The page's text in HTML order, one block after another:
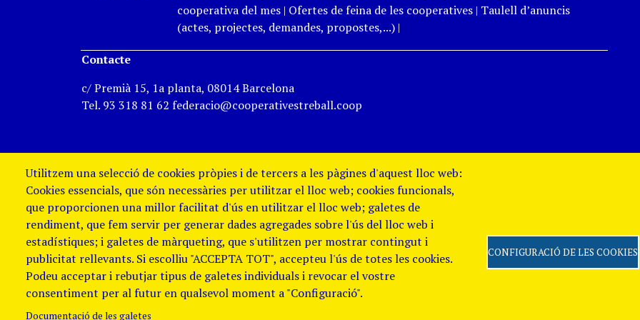
cooperativa del mes| Ofertes de feina de les cooperatives| Taulell d’anuncis
(actes, projectes, demandes, propostes,...)|
Contacte
c/ Premià 15, 1a planta, 08014 Barcelona
Tel. 93 318 81 62 federacio@cooperativestreball.coop
Utilitzem una selecció de cookies pròpies i de tercers a les pàgines d'aquest lloc web:
Cookies essencials, que són necessàries per utilitzar el lloc web; cookies funcionals,
que proporcionen una millor facilitat d'ús en utilitzar el lloc web; galetes de
rendiment, que fem servir per generar dades agregades sobre l'ús del lloc web i
estadístiques; i galetes de màrqueting, que s'utilitzen per mostrar contingut i
publicitat rellevants. Si escolliu "ACCEPTA TOT", accepteu l'ús de totes les cookies.
Podeu acceptar i rebutjar tipus de galetes individuals i revocar el vostre
consentiment per al futur en qualsevol moment a "Configuració".
Documentació de les galetes
CONFIGURACIÓ DE LES COOKIES
Avis Legal i Política de galetes Política de Privacitat
de denúncies